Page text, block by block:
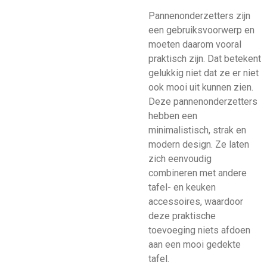
Pannenonderzetters zijn
een gebruiksvoorwerp en
moeten daarom vooral
praktisch zijn. Dat betekent
gelukkig niet dat ze er niet
ook mooi uit kunnen zien.
Deze pannenonderzetters
hebben een
minimalistisch, strak en
modern design. Ze laten
zich eenvoudig
combineren met andere
tafel- en keuken
accessoires, waardoor
deze praktische
toevoeging niets afdoen
aan een mooi gedekte
tafel.